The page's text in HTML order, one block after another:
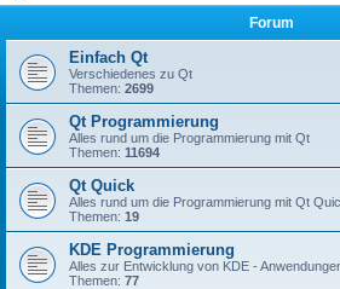
Forum
Einfach Qt
Verschiedenes zu Qt
Themen: 2699
Qt Programmierung
Alles rund um die Programmierung mit Qt
Themen: 11694
Qt Quick
Alles rund um die Programmierung mit Qt
Themen: 19
KDE Programmierung
Alles zur Entwicklung von KDE -
Themen: 77